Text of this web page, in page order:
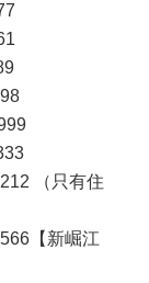
（只有住
【新崛江